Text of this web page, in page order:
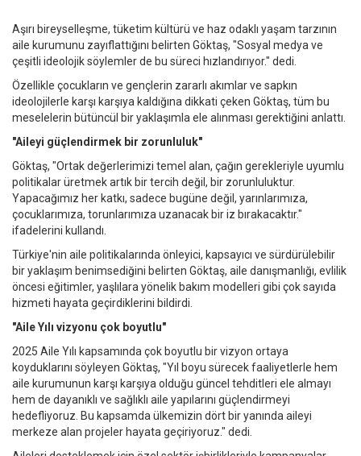
Aşırı bireyselleşme, tüketim kültürü ve haz odaklı yaşam tarzının
aile kurumunu zayıflattığını belirten Göktaş, "Sosyal medya ve
çeşitli ideolojik söylemler de bu süreci hızlandırıyor." dedi.
Özellikle çocukların ve gençlerin zararlı akımlar ve sapkın
ideolojilerle karşı karşıya kaldığına dikkati çeken Göktaş, tüm bu
meselelerin bütüncül bir yaklaşımla ele alınması gerektiğini anlattı.
"Aileyi güçlendirmek bir zorunluluk"
Göktaş, "Ortak değerlerimizi temel alan, çağın gerekleriyle uyumlu
politikalar üretmek artık bir tercih değil, bir zorunluluktur.
Yapacağımız her katkı, sadece bugüne değil, yarınlarımıza,
çocuklarımıza, torunlarımıza uzanacak bir iz bırakacaktır."
ifadelerini kullandı.
Türkiye'nin aile politikalarında önleyici, kapsayıcı ve sürdürülebilir
bir yaklaşım benimsediğini belirten Göktaş, aile danışmanlığı, evlilik
öncesi eğitimler, yaşlılara yönelik bakım modelleri gibi çok sayıda
hizmeti hayata geçirdiklerini bildirdi.
"Aile Yılı vizyonu çok boyutlu"
2025 Aile Yılı kapsamında çok boyutlu bir vizyon ortaya
koyduklarını söyleyen Göktaş, "Yıl boyu sürecek faaliyetlerle hem
aile kurumunun karşı karşıya olduğu güncel tehditleri ele almayı
hem de dayanıklı ve sağlıklı aile yapılarını güçlendirmeyi
hedefliyoruz. Bu kapsamda ülkemizin dört bir yanında aileyi
merkeze alan projeler hayata geçiriyoruz." dedi.